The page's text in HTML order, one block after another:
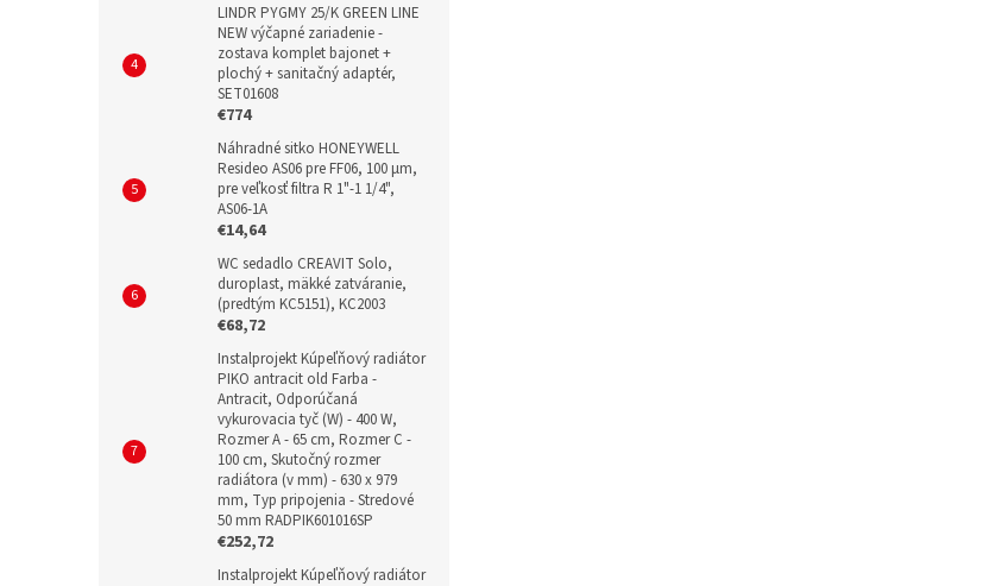
LINDR PYGMY 25/K GREEN LINE
NEW výčapné zariadenie -
zostava komplet bajonet +
plochý + sanitačný adaptér,
SET01608
€774
Náhradné sitko HONEYWELL
Resideo AS06 pre FF06, 100 µm,
pre veľkosť filtra R 1"-1 1/4",
AS06-1A
€14,64
WC sedadlo CREAVIT Solo,
duroplast, mäkké zatváranie,
(predtým KC5151), KC2003
€68,72
Instalprojekt Kúpeľňový radiátor
PIKO antracit old Farba -
Antracit, Odporúčaná
vykurovacia tyč (W) - 400 W,
Rozmer A - 65 cm, Rozmer C -
100 cm, Skutočný rozmer
radiátora (v mm) - 630 x 979
mm, Typ pripojenia - Stredové
50 mm RADPIK601016SP
€252,72
Instalprojekt Kúpeľňový radiátor